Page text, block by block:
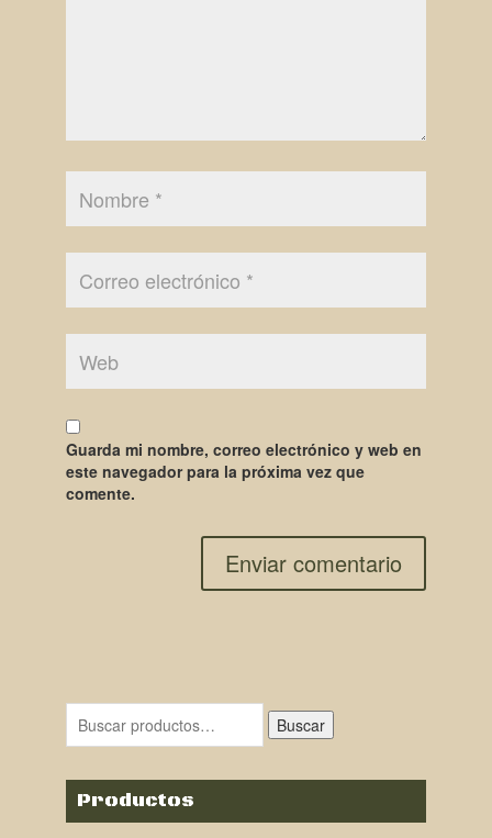
Guarda mi nombre, correo electrónico y web en
este navegador para la próxima vez que
comente.
Buscar
Productos